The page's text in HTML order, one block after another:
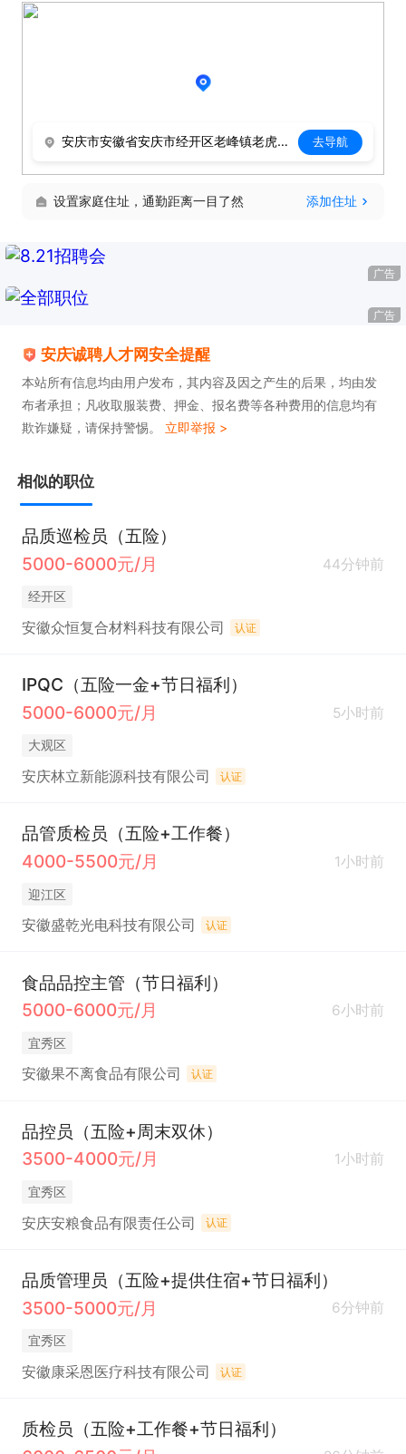
安庆市安徽省安庆市经开区老峰镇老虎山路159号院内1#厂房 去导航
设置家庭住址，通勤距离一目了然 添加住址
广告
广告
安庆诚聘人才网安全提醒
本站所有信息均由用户发布，其内容及因之产生的后果，均由发
布者承担；凡收取服装费、押金、报名费等各种费用的信息均有
欺诈嫌疑，请保持警惕。 立即举报 >
相似的职位
品质巡检员（五险）
5000-6000元/月
44分钟前
经开区
安徽众恒复合材料科技有限公司 认证
IPQC（五险一金+节日福利）
5000-6000元/月
5小时前
大观区
安庆林立新能源科技有限公司 认证
品管质检员（五险+工作餐）
4000-5500元/月
1小时前
迎江区
安徽盛乾光电科技有限公司 认证
食品品控主管（节日福利）
5000-6000元/月
6小时前
宜秀区
安徽果不离食品有限公司 认证
品控员（五险+周末双休）
3500-4000元/月
1小时前
宜秀区
安庆安粮食品有限责任公司 认证
品质管理员（五险+提供住宿+节日福利）
3500-5000元/月
6分钟前
宜秀区
安徽康采恩医疗科技有限公司 认证
质检员（五险+工作餐+节日福利）